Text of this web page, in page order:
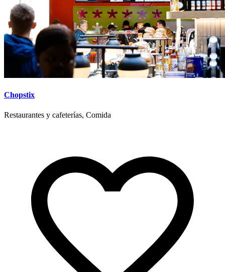
Chopstix
Restaurantes y cafeterías, Comida